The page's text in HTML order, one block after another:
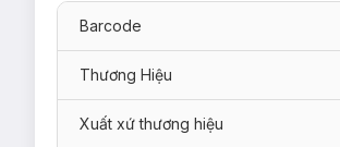
Barcode
Thương Hiệu
Xuất xứ thương hiệu